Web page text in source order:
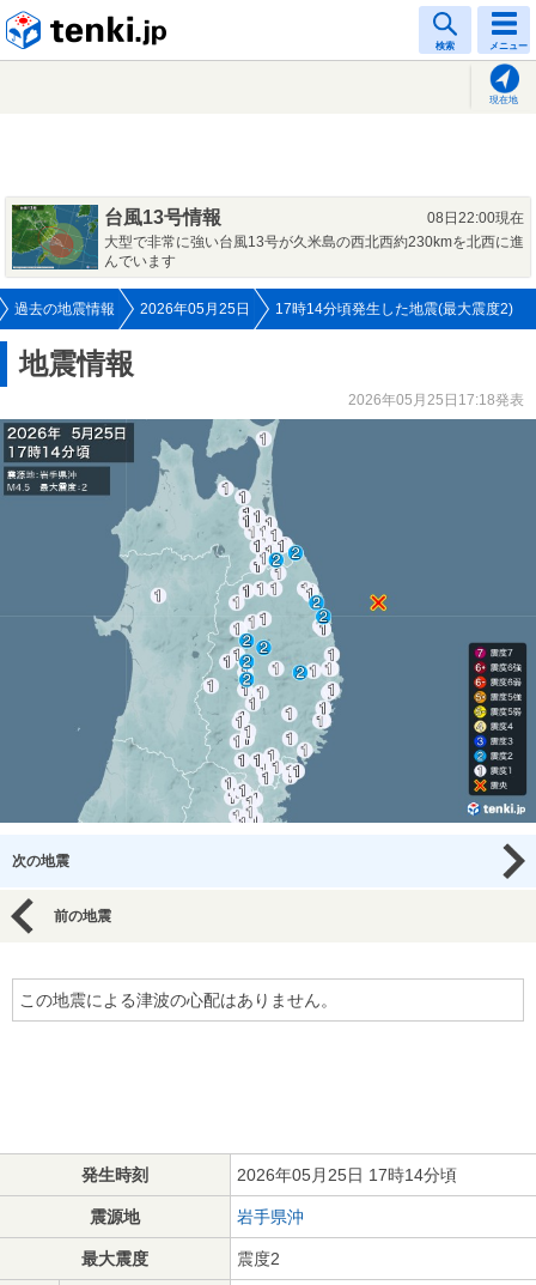
検索 メニュー
現在地
台風13号情報
08日22:00現在
大型で非常に強い台風13号が久米島の西北西約230kmを北西に進
んでいます
過去の地震情報 2026年05月25日 17時14分頃発生した地震(最大震度2)
地震情報
2026年05月25日17:18発表
次の地震
前の地震
この地震による津波の心配はありません。
発生時刻 2026年05月25日 17時14分頃
震源地 岩手県沖
最大震度 震度2